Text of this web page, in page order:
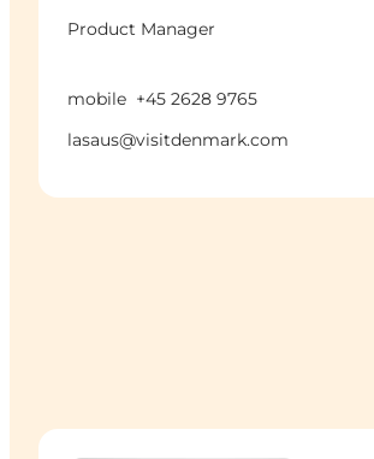
Product Manager
mobile +45 2628 9765
lasaus@visitdenmark.com
Katrine Porskrog - Product Manager